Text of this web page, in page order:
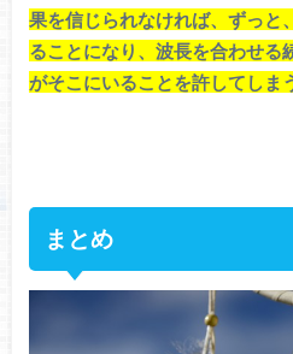
果を信じられなければ、ずっと
ることになり、波長を合わせる
がそこにいることを許してしま
まとめ